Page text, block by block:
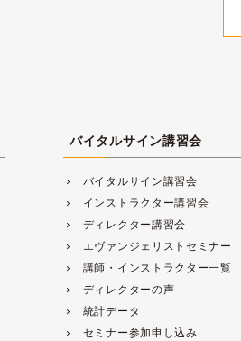
バイタルサイン講習会
navigate_next バイタルサイン講習会
navigate_next インストラクター講習会
navigate_next ディレクター講習会
navigate_next エヴァンジェリストセミナー
navigate_next 講師・インストラクター一覧
navigate_next ディレクターの声
navigate_next 統計データ
navigate_next セミナー参加申し込み